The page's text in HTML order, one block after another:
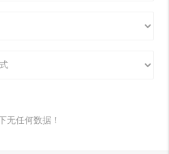
无任何数据！